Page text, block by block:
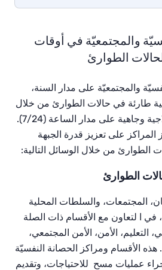
والمجتمعيّة في أوقات
الطوارئ
والمجتمعيّة على مدار السنة،
طارئة في حالات الطوارئ من خلال
وجاهية على مدار الساعة (7/24).
المراكز على تعزيز قدرة الجبهة
الطوارئ من خلال الوسائل التالية:
الطوارئ
المجتمعات، والسلطات المحلية
، في ا لتعاون مع الأقسام ذات الصلة
التعليم، الأمن، الأمن المجتمعي،
. هذه الأقسام ومراكز الحصانة النفسيّة
عمليات مسح للاحتياجات، وتقديم